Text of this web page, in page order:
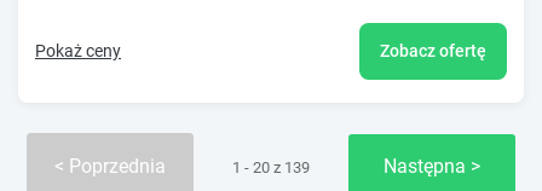
Pokaż ceny Zobacz ofertę
Poprzednia 1 - 20 z 139 Następna